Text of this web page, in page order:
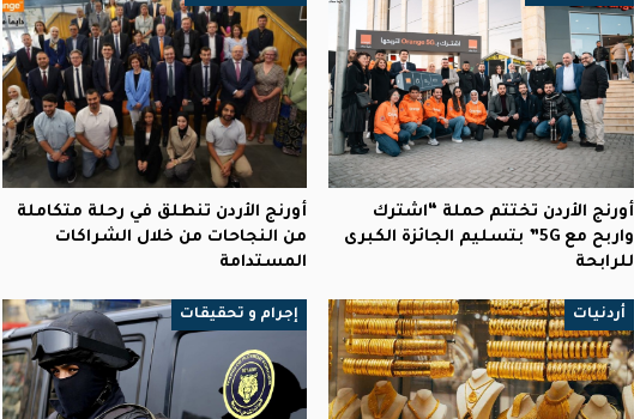
أورنج الأردن تختتم حملة “اشترك
واربح مع 5G” بتسليم الجائزة الكبرى
للرابحة
أورنج الأردن تنطلق في رحلة متكاملة
من النجاحات من خلال الشراكات
المستدامة
أردنيات إجرام و تحقيقات